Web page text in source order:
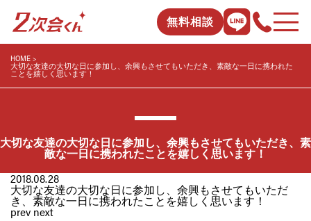
無料相談
HOME
大切な友達の大切な日に参加し、余興もさせてもいただき、素敵な一日に携われた
ことを嬉しく思います！
大切な友達の大切な日に参加し、余興もさせてもいただき、素
敵な一日に携われたことを嬉しく思います！
2018.08.28
大切な友達の大切な日に参加し、余興もさせてもいただ
き、素敵な一日に携われたことを嬉しく思います！
prevnext